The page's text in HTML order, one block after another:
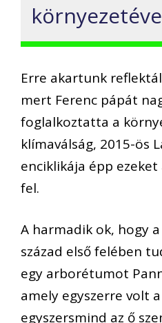
Erre akartunk
mert Ferenc pápát
foglalkoztatta a
klímaválság, 2015-ös
enciklikája épp
fel.
A harmadik ok, hogy
század első felében
egy arborétumot
amely egyszerre volt
egyszersmind az ő